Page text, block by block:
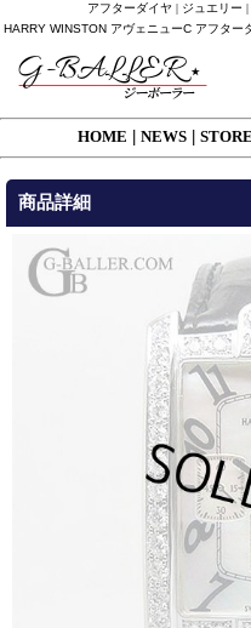
アフターダイヤ | ジュエリー
HARRY WINSTON アヴェニューC アフター
HOME NEWS STORE
商品詳細